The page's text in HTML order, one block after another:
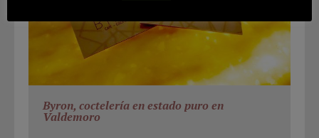
Byron, coctelería en estado puro en
Valdemoro